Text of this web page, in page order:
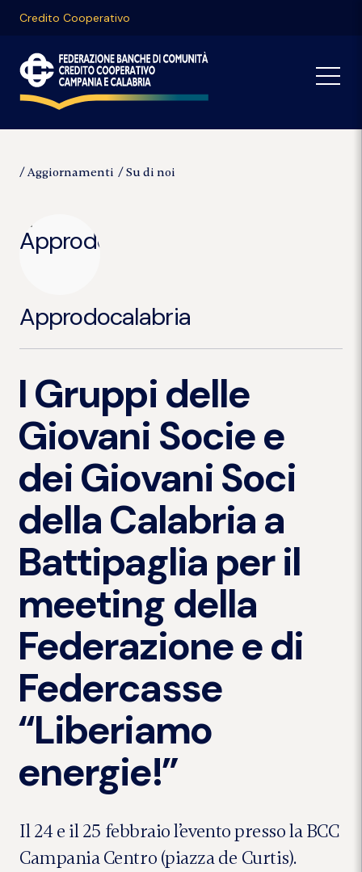
Credito Cooperativo
Aggiornamenti Su di noi
Approdocalabria
I Gruppi delle
Giovani Socie e
dei Giovani Soci
della Calabria a
Battipaglia per il
meeting della
Federazione e di
Federcasse
“Liberiamo
energie!”
Il 24 e il 25 febbraio l’evento presso la BCC
Campania Centro (piazza de Curtis).